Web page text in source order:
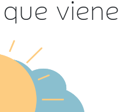
viene